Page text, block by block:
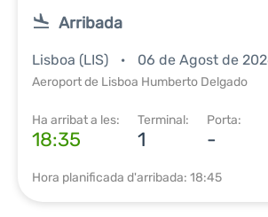
Arribada
Lisboa (LIS) 06 de Agost de
Aeroport de Lisboa Humberto Delgado
Ha arribat a les:
18:35
Terminal:
1
Porta:
-
Hora planificada d'arribada: 18:45